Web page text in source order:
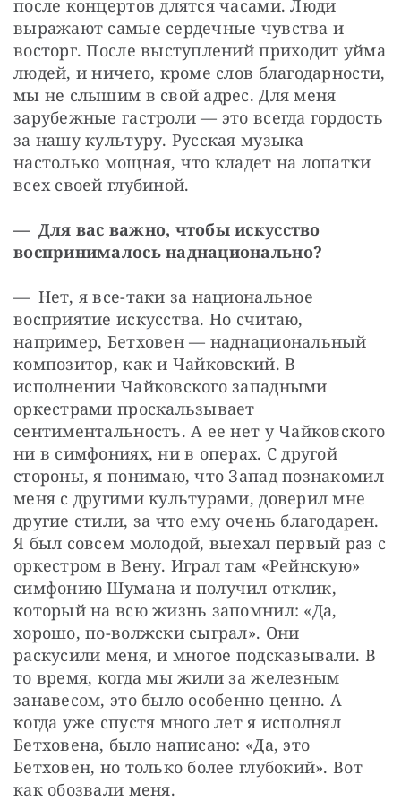
после концертов длятся часами. Люди
выражают самые сердечные чувства и
восторг. После выступлений приходит уйма
людей, и ничего, кроме слов благодарности,
мы не слышим в свой адрес. Для меня
зарубежные гастроли — ​это всегда гордость
за нашу культуру. Русская музыка
настолько мощная, что кладет на лопатки
всех своей глубиной.
— Для вас важно, чтобы искусство
воспринималось наднационально?
— Нет, я все-таки за национальное
восприятие искусства. Но считаю,
например, Бетховен — ​наднациональный
композитор, как и Чайковский. В
исполнении Чайковского западными
оркестрами проскальзывает
сентиментальность. А ее нет у Чайковского
ни в симфониях, ни в операх. С другой
стороны, я понимаю, что Запад познакомил
меня с другими культурами, доверил мне
другие стили, за что ему очень благодарен.
Я был совсем молодой, выехал первый раз с
оркестром в Вену. Играл там «Рейнскую»
симфонию Шумана и получил отклик,
который на всю жизнь запомнил: «Да,
хорошо, по-волжски сыграл». Они
раскусили меня, и многое подсказывали. В
то время, когда мы жили за железным
занавесом, это было особенно ценно. А
когда уже спустя много лет я исполнял
Бетховена, было написано: «Да, это
Бетховен, но только более глубокий». Вот
как обозвали меня.